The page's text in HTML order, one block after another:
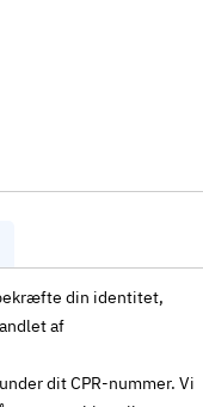
din identitet,
af
dit CPR-nummer. Vi